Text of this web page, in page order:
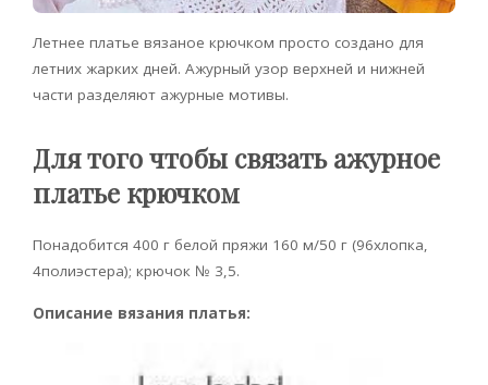
Летнее платье вязаное крючком просто создано для
летних жарких дней. Ажурный узор верхней и нижней
части разделяют ажурные мотивы.
Для того чтобы связать ажурное
платье крючком
Понадобится 400 г белой пряжи 160 м/50 г (96хлопка,
4полиэстера); крючок № 3,5.
Описание вязания платья: